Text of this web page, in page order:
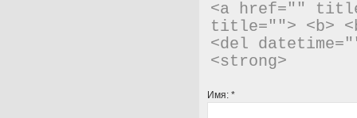
<a href=""
title=""> <b>
<del
<strong>
Имя: *